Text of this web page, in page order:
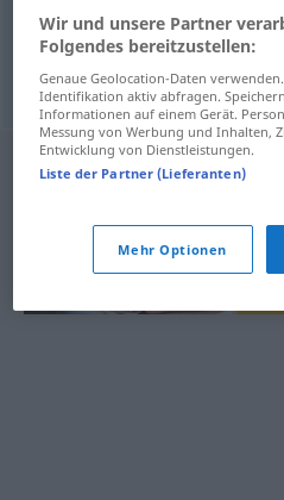
Besinnungslosigkeitf
Ohnmachtf bezvedomie
Wir und unsere Partner
Folgendes bereitzustellen:
Genaue Geolocation-Daten
Identifikation aktiv abfragen.
Informationen auf einem Gerät.
Messung von Werbung und Inhalten,
Entwicklung von Dienstleistungen.
Liste der Partner (Lieferanten)
Mehr Optionen